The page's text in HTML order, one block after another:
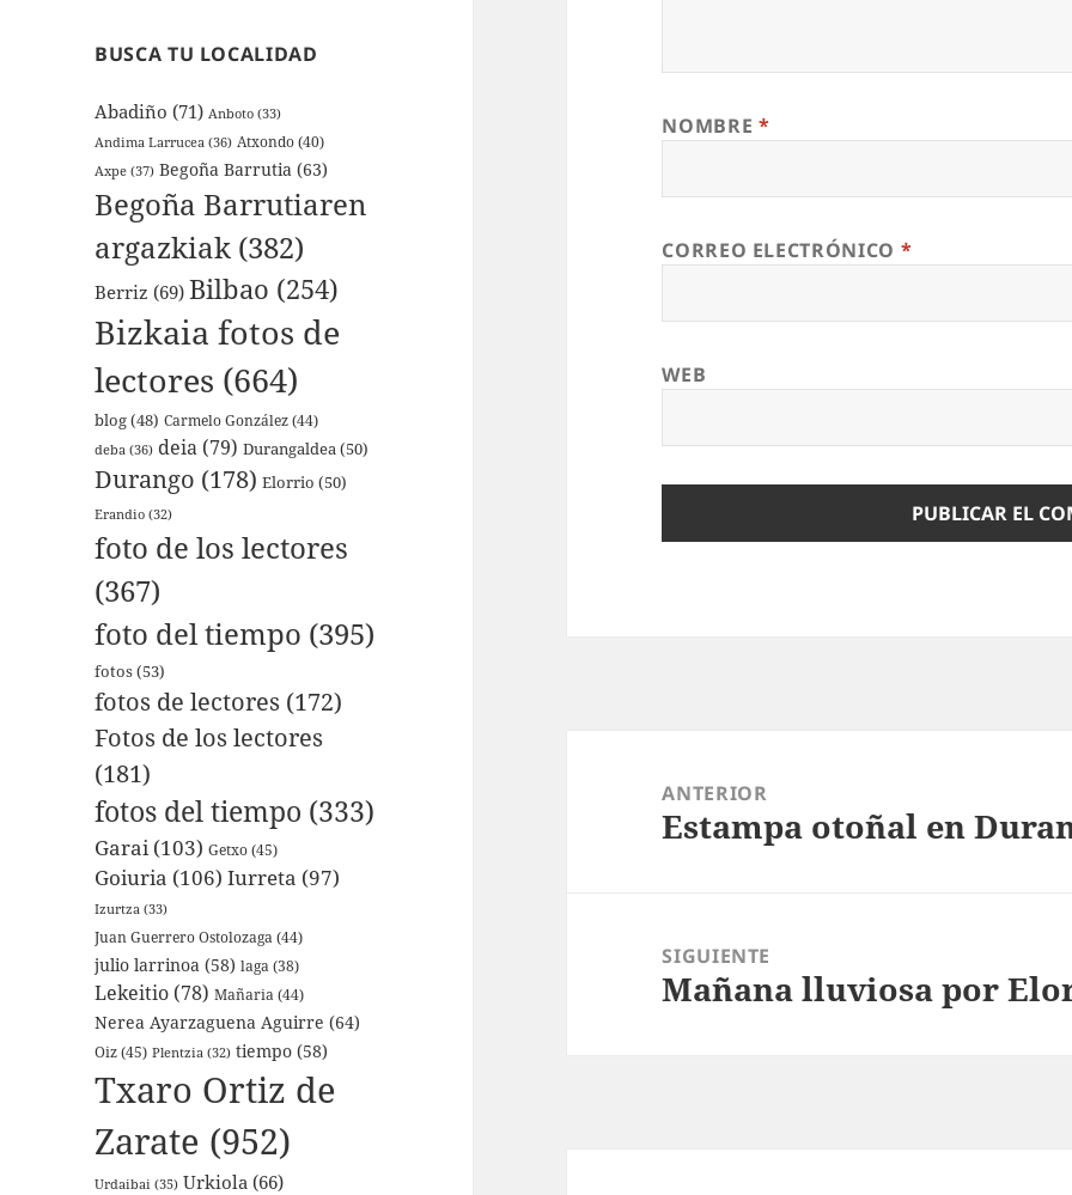
BUSCA TU LOCALIDAD
Abadiño (71) Anboto (33)
Andima Larrucea (36) Atxondo(40)
Axpe (37) Begoña Barrutia (63)
Begoña Barrutiaren
argazkiak (382)
Berriz (69) Bilbao (254)
Bizkaia fotos de
lectores (664)
blog(48) Carmelo González(44)
deba (36) deia (79) Durangaldea(50)
Durango (178) Elorrio (50)
Erandio (32)
foto de los lectores
(367)
foto del tiempo (395)
fotos(53)
fotos de lectores (172)
Fotos de los lectores
(181)
fotos del tiempo (333)
Garai(103) Getxo(45)
Goiuria (106) Iurreta (97)
Izurtza (33)
Juan Guerrero Ostolozaga(44)
julio larrinoa (58) laga (38)
Lekeitio (78) Mañaria(44)
Nerea Ayarzaguena Aguirre (64)
Oiz(45) Plentzia (32) tiempo (58)
Txaro Ortiz de
Zarate (952)
Urdaibai (35) Urkiola (66)
NOMBRE *
CORREO ELECTRÓNICO *
WEB
entradas
ANTERIOR
Entrada
Estampa otoñal en
SIGUIENTE
Entrada
Mañana lluviosa por